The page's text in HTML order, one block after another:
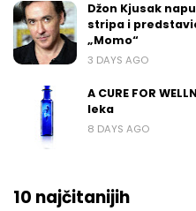
Džon Kjusak
stripa i
„Momo“
3 DAYS AGO
A CURE FOR
leka
8 DAYS AGO
10 najčitanijih